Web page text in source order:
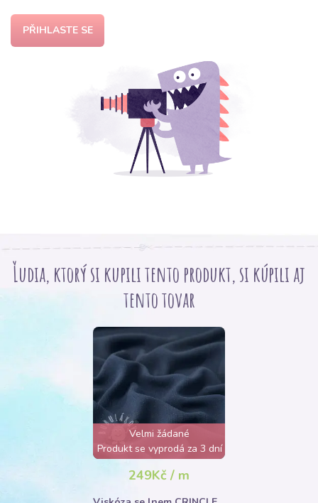
PŘIHLASTE SE
Ľudia, ktorý si kupili tento produkt, si kúpili aj
tento tovar
Velmi žádané
Produkt se vyprodá za 3 dní
249Kč / m